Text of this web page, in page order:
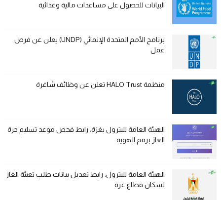
البيانات للحصول على مساعدات مالية وغذائية
برنامج الأمم المتحدة الإنمائي (UNDP) يعلن عن فرص
عمل
منظمة HALO Trust تعلن عن وظائف شاغرة
الهيئة العامة للبترول بغزة: رابط فحص موعد تسليم جرة
الغاز برقم الهوية
الهيئة العامة للبترول: رابط تعديل بيانات طلب تعبئة الغاز
لسكان قطاع غزة